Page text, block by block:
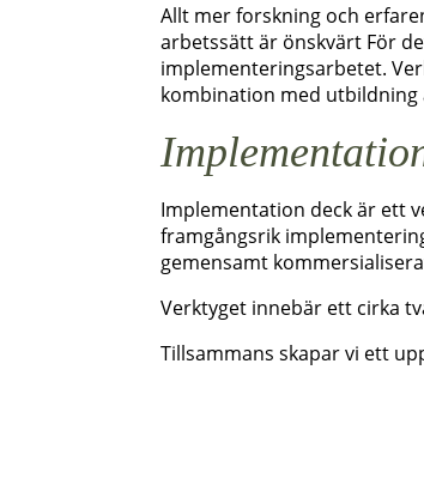
Allt mer forskning och
arbetssätt är önskvärt För
implementeringsarbetet.
kombination med utbildning
Implementation deck är ett
framgångsrik
gemensamt
Verktyget innebär ett cirka
Tillsammans skapar vi ett